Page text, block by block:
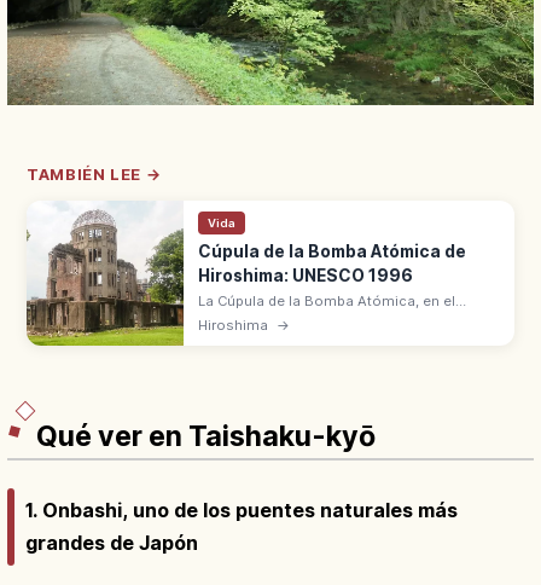
TAMBIÉN LEE →
Vida
Cúpula de la Bomba Atómica de
Hiroshima: UNESCO 1996
La Cúpula de la Bomba Atómica, en el
centro de Hiroshima, sobrevivió al
Hiroshima →
Qué ver en Taishaku-kyō
1. Onbashi, uno de los puentes naturales más
grandes de Japón